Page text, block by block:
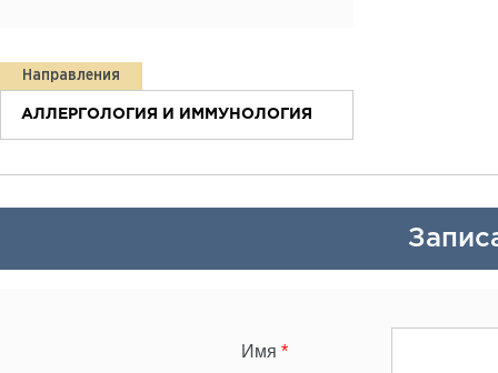
Направления
АЛЛЕРГОЛОГИЯ И ИММУНОЛОГИЯ
Имя *